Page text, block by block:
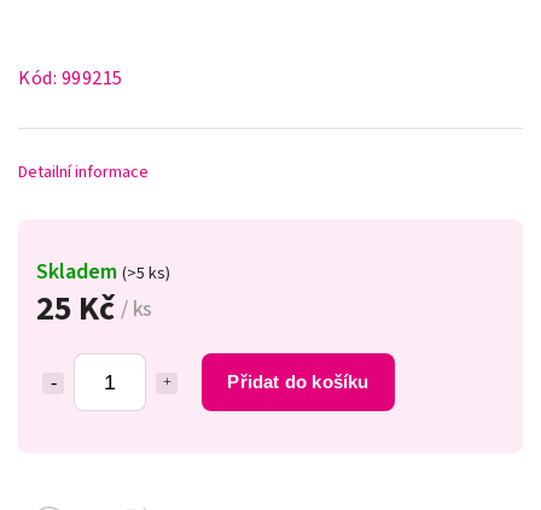
Kód: 999215
25 Kč/ ks
Přidat do košíku
Skladem (>5 ks)
Detailní informace